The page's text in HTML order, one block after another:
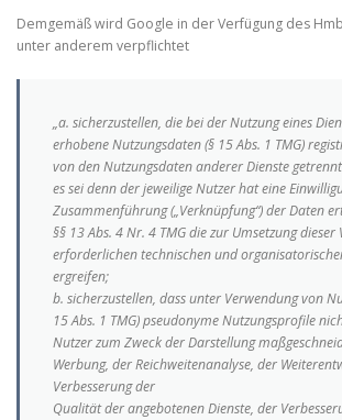
Demgemäß wird Google in der Verfügung des
unter anderem verpflichtet
„a. sicherzustellen, die bei der Nutzung eines
erhobene Nutzungsdaten (§ 15 Abs. 1 TMG)
von den Nutzungsdaten anderer Dienste
es sei denn der jeweilige Nutzer hat eine
Zusammenführung („Verknüpfung“) der Daten
§§ 13 Abs. 4 Nr. 4 TMG die zur Umsetzung
erforderlichen technischen und
ergreifen;
b. sicherzustellen, dass unter Verwendung von
15 Abs. 1 TMG) pseudonyme Nutzungsprofile
Nutzer zum Zweck der Darstellung
Werbung, der Reichweitenanalyse, der
Verbesserung der
Qualität der angebotenen Dienste, der